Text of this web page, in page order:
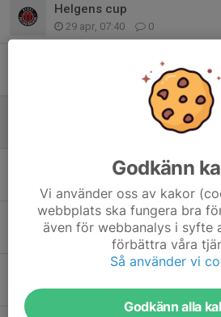
Helgens cup
29 apr, 07:40 0
0
Skellefteå Floorball Cup
Körschema onsdagar
13 jan, 19:40 0
Vinnare av första
3 jan, 17:34 0
Godkänn
Vi använder oss av kakor
webbplats ska fungera bra
även för webbanalys i syfte
förbättra våra
Så använder vi
Godkänn alla